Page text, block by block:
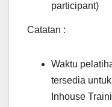
participant)
Catatan :
Waktu
tersedia
Inhouse